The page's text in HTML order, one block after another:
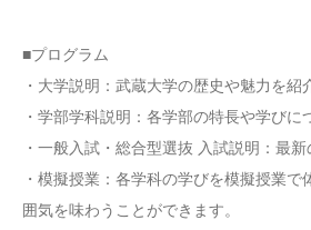
■プログラム
・大学説明：武蔵大学の歴史や魅力を紹
・学部学科説明：各学部の特長や学びに
・一般入試・総合型選抜 入試説明：最新
・模擬授業：各学科の学びを模擬授業
囲気を味わうことができます。